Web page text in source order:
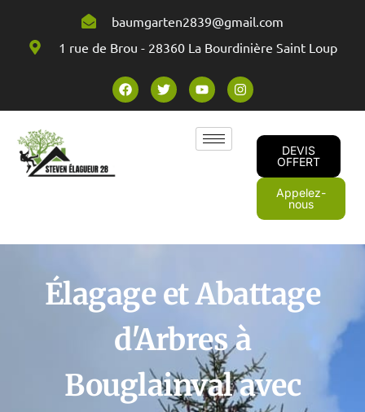
baumgarten2839@gmail.com
1 rue de Brou - 28360 La Bourdinière Saint Loup
DEVIS
OFFERT
Appelez-
nous
Élagage et Abattage
d'Arbres à
Bouglainval avec